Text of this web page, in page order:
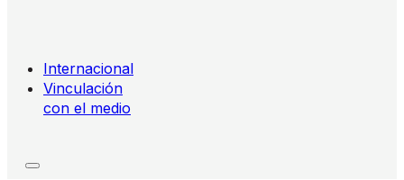
Internacional
Vinculación
con el medio